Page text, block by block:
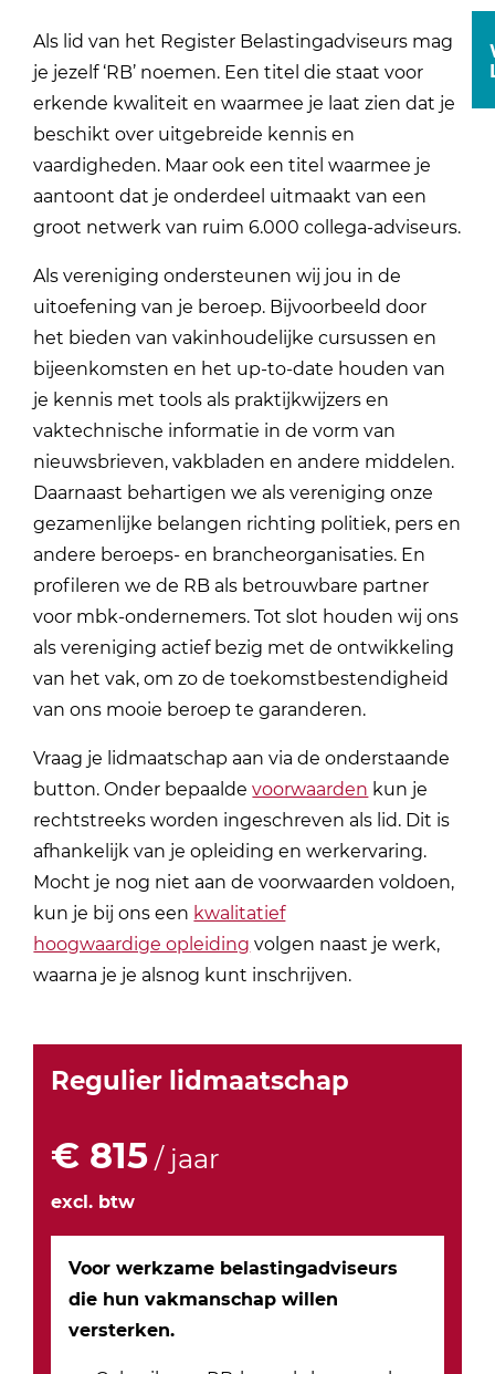
Als lid van het Register Belastingadviseurs mag
je jezelf ‘RB’ noemen. Een titel die staat voor
erkende kwaliteit en waarmee je laat zien dat je
beschikt over uitgebreide kennis en
vaardigheden. Maar ook een titel waarmee je
aantoont dat je onderdeel uitmaakt van een
groot netwerk van ruim 6.000 collega-adviseurs.
Als vereniging ondersteunen wij jou in de
uitoefening van je beroep. Bijvoorbeeld door
het bieden van vakinhoudelijke cursussen en
bijeenkomsten en het up-to-date houden van
je kennis met tools als praktijkwijzers en
vaktechnische informatie in de vorm van
nieuwsbrieven, vakbladen en andere middelen.
Daarnaast behartigen we als vereniging onze
gezamenlijke belangen richting politiek, pers en
andere beroeps- en brancheorganisaties. En
profileren we de RB als betrouwbare partner
voor mbk-ondernemers. Tot slot houden wij ons
als vereniging actief bezig met de ontwikkeling
van het vak, om zo de toekomstbestendigheid
van ons mooie beroep te garanderen.
Vraag je lidmaatschap aan via de onderstaande
button. Onder bepaaldevoorwaarden kun je
rechtstreeks worden ingeschreven als lid. Dit is
afhankelijk van je opleiding en werkervaring.
Mocht je nog niet aan de voorwaarden voldoen,
kun je bij ons een kwalitatief
hoogwaardige opleiding volgen naast je werk,
waarna je je alsnog kunt inschrijven.
Regulier lidmaatschap
€ 815 / jaar
excl. btw
Voor werkzame belastingadviseurs
die hun vakmanschap willen
versterken.